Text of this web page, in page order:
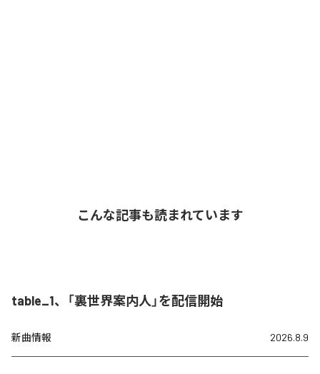
こんな記事も読まれています
table_1、「裏世界案内人」を配信開始
新曲情報 2026.8.9